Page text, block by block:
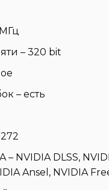
– 320 bit
– есть
NVIDIA DLSS,
Ansel, NVIDIA